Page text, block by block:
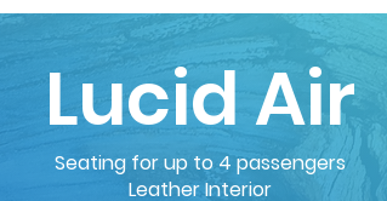
Lucid Air
Seating for up to 4 passengers
Leather Interior